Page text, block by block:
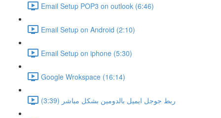
Email Setup POP3 on outlook (6:46)
Email Setup on Android (2:10)
Email Setup on iphone (5:30)
Google Wrokspace (16:14)
ربط جوجل ايميل بالدومين بشكل مباشر (3:39)